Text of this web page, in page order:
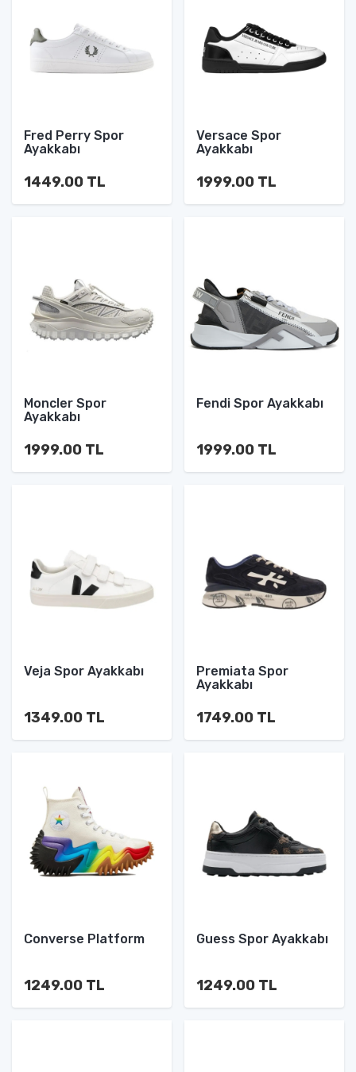
Fred Perry Spor
Ayakkabı
1449.00 TL
Versace Spor
Ayakkabı
1999.00 TL
Moncler Spor
Ayakkabı
1999.00 TL
Fendi Spor Ayakkabı
1999.00 TL
Veja Spor Ayakkabı
1349.00 TL
Premiata Spor
Ayakkabı
1749.00 TL
Converse Platform
1249.00 TL
Guess Spor Ayakkabı
1249.00 TL